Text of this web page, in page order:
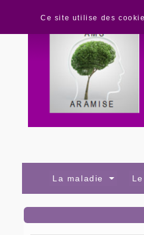
La maladie
Ce site utilise des